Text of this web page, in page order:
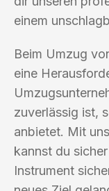
einem
Beim Umzug
eine
zuverlässig ist,
anbietet. Mit
kannst du
Instrument